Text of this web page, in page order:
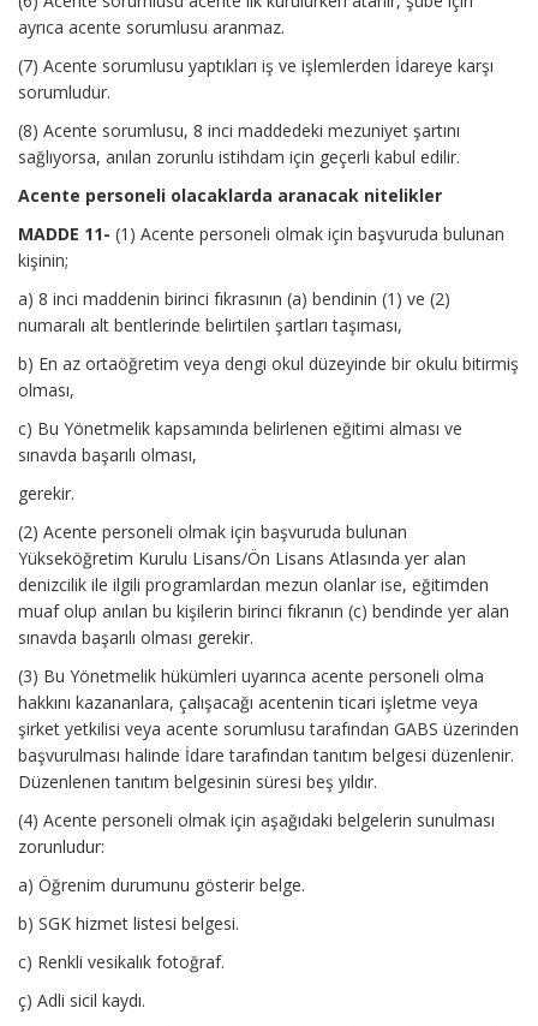
ayrıca acente sorumlusu aranmaz.
(7) Acente sorumlusu yaptıkları iş ve işlemlerden İdareye karşı
sorumludur.
(8) Acente sorumlusu, 8 inci maddedeki mezuniyet şartını
sağlıyorsa, anılan zorunlu istihdam için geçerli kabul edilir.
Acente personeli olacaklarda aranacak nitelikler
MADDE 11- (1) Acente personeli olmak için başvuruda bulunan
kişinin;
a) 8 inci maddenin birinci fıkrasının (a) bendinin (1) ve (2)
numaralı alt bentlerinde belirtilen şartları taşıması,
b) En az ortaöğretim veya dengi okul düzeyinde bir okulu bitirmiş
olması,
c) Bu Yönetmelik kapsamında belirlenen eğitimi alması ve
sınavda başarılı olması,
gerekir.
(2) Acente personeli olmak için başvuruda bulunan
Yükseköğretim Kurulu Lisans/Ön Lisans Atlasında yer alan
denizcilik ile ilgili programlardan mezun olanlar ise, eğitimden
muaf olup anılan bu kişilerin birinci fıkranın (c) bendinde yer alan
sınavda başarılı olması gerekir.
(3) Bu Yönetmelik hükümleri uyarınca acente personeli olma
hakkını kazananlara, çalışacağı acentenin ticari işletme veya
şirket yetkilisi veya acente sorumlusu tarafından GABS üzerinden
başvurulması halinde İdare tarafından tanıtım belgesi düzenlenir.
Düzenlenen tanıtım belgesinin süresi beş yıldır.
(4) Acente personeli olmak için aşağıdaki belgelerin sunulması
zorunludur:
a) Öğrenim durumunu gösterir belge.
b) SGK hizmet listesi belgesi.
c) Renkli vesikalık fotoğraf.
ç) Adli sicil kaydı.